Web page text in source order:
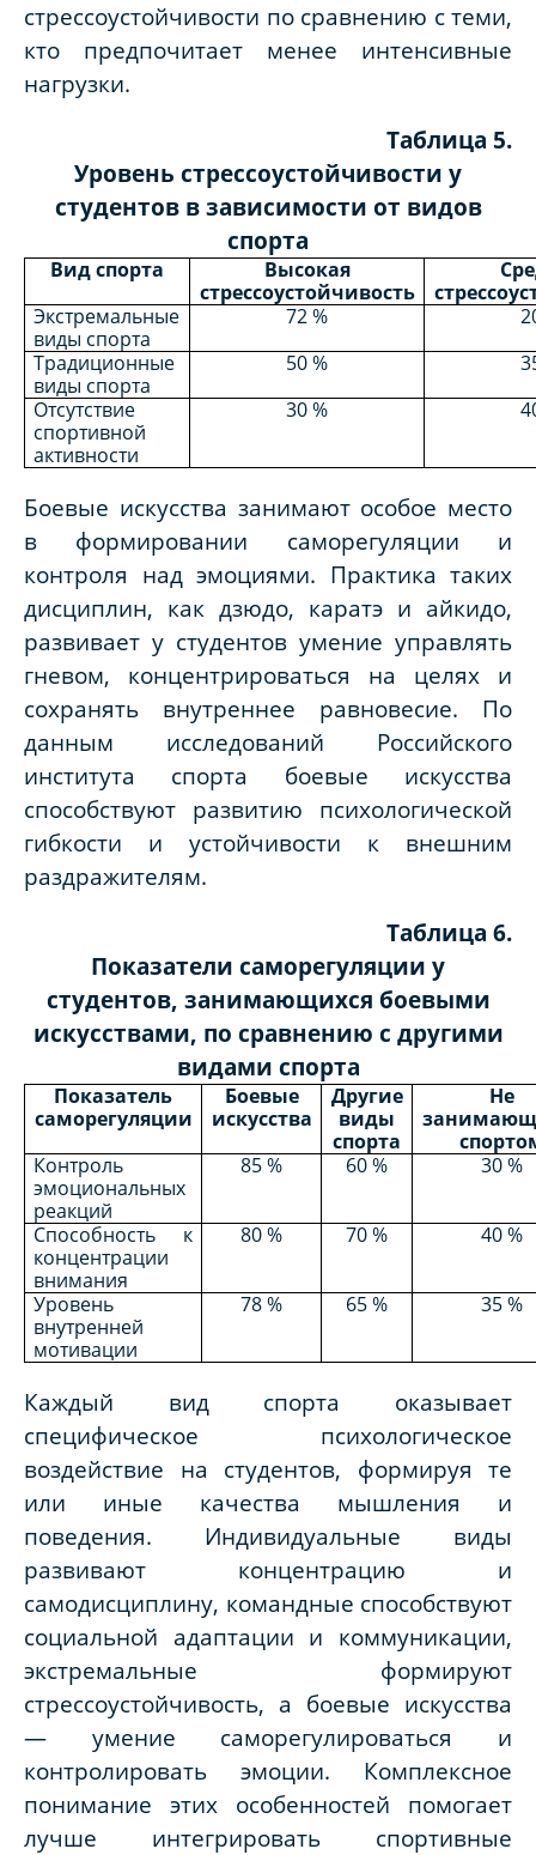
стрессоустойчивости по сравнению с теми,
кто предпочитает менее интенсивные
нагрузки.
Таблица 5.
Уровень стрессоустойчивости у
студентов в зависимости от видов
спорта
Вид спорта
Высокая
стрессоустойчивость
Экстремальные
виды спорта
72 %
Традиционные
виды спорта
50 %
Отсутствие
спортивной
активности
30 %
Боевые искусства занимают особое место
в формировании саморегуляции и
контроля над эмоциями. Практика таких
дисциплин, как дзюдо, каратэ и айкидо,
развивает у студентов умение управлять
гневом, концентрироваться на целях и
сохранять внутреннее равновесие. По
данным исследований Российского
института спорта боевые искусства
способствуют развитию психологической
гибкости и устойчивости к внешним
раздражителям.
Таблица 6.
Показатели саморегуляции у
студентов, занимающихся боевыми
искусствами, по сравнению с другими
видами спорта
Показатель
саморегуляции
Боевые
искусства
Другие
виды
спорта
Не
Контроль
эмоциональных
реакций
85 % 60 % 30 %
Способность к
концентрации
внимания
80 % 70 % 40 %
Уровень
внутренней
мотивации
78 % 65 % 35 %
Каждый вид спорта оказывает
специфическое психологическое
воздействие на студентов, формируя те
или иные качества мышления и
поведения. Индивидуальные виды
развивают концентрацию и
самодисциплину, командные способствуют
социальной адаптации и коммуникации,
экстремальные формируют
стрессоустойчивость, а боевые искусства
— умение саморегулироваться и
контролировать эмоции. Комплексное
понимание этих особенностей помогает
лучше интегрировать спортивные